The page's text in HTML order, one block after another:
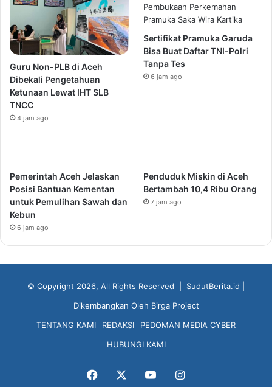
Guru Non-PLB di Aceh
Dibekali Pengetahuan
Ketunaan Lewat IHT SLB
TNCC
4 jam ago
Sertifikat Pramuka Garuda
Bisa Buat Daftar TNI-Polri
Tanpa Tes
6 jam ago
Pemerintah Aceh Jelaskan
Posisi Bantuan Kementan
untuk Pemulihan Sawah dan
Kebun
6 jam ago
Penduduk Miskin di Aceh
Bertambah 10,4 Ribu Orang
7 jam ago
© Copyright 2026, All Rights Reserved | SudutBerita.id
Dikembangkan Oleh Birga Project
TENTANG KAMI
REDAKSI
PEDOMAN MEDIA CYBER
HUBUNGI KAMI
Facebook YouTubeInstagram